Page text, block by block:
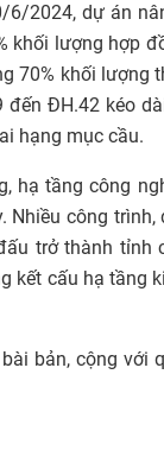
2024, dự án
khối lượng hợp
70% khối
ĐH.42 kéo
hạng mục cầu.
hạ tầng công
Nhiều công
trở thành
kết cấu hạ tầng
bản, cộng với